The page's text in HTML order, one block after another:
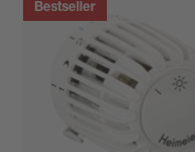
Bestseller